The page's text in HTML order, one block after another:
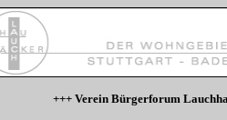
+++ Verein Bürgerforum